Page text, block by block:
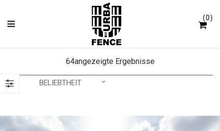
0
64angezeigte Ergebnisse
BELIEBTHEIT